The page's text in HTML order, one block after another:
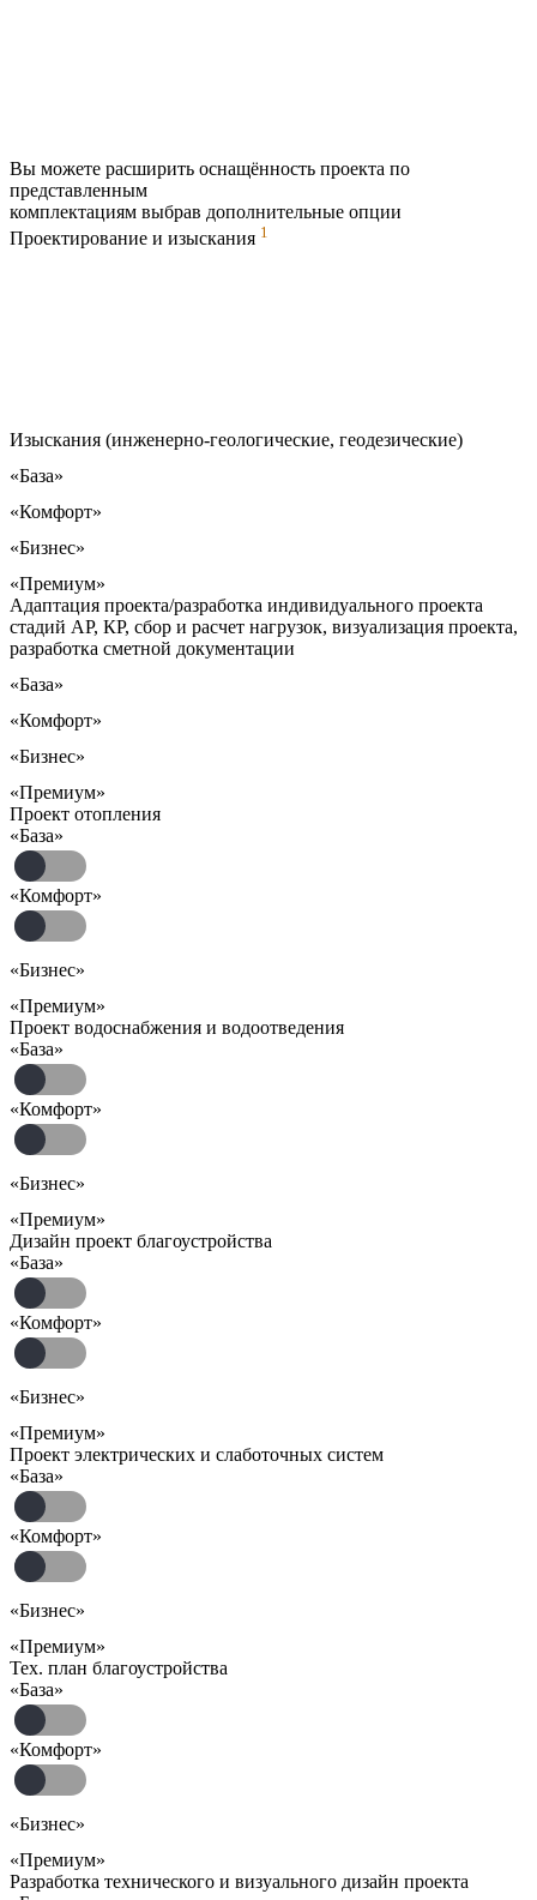
Вы можете расширить оснащённость проекта по
представленным
комплектациям выбрав дополнительные опции
Проектирование и изыскания 1
Изыскания (инженерно-геологические, геодезические)
«База»
«Комфорт»
«Бизнес»
«Премиум»
Адаптация проекта/разработка индивидуального проекта
стадий АР, КР, сбор и расчет нагрузок, визуализация проекта,
разработка сметной документации
«База»
«Комфорт»
«Бизнес»
«Премиум»
Проект отопления
«База»
«Комфорт»
«Бизнес»
«Премиум»
Проект водоснабжения и водоотведения
«База»
«Комфорт»
«Бизнес»
«Премиум»
Дизайн проект благоустройства
«База»
«Комфорт»
«Бизнес»
«Премиум»
Проект электрических и слаботочных систем
«База»
«Комфорт»
«Бизнес»
«Премиум»
Тех. план благоустройства
«База»
«Комфорт»
«Бизнес»
«Премиум»
Разработка технического и визуального дизайн проекта